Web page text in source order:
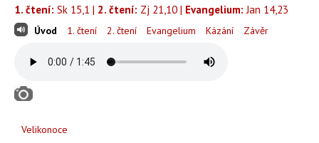
1. čtení: Sk 15,1 | 2. čtení: Zj 21,10 | Evangelium: Jan 14,23
Úvod 1. čtení 2. čtení Evangelium Kázání Závěr
Velikonoce